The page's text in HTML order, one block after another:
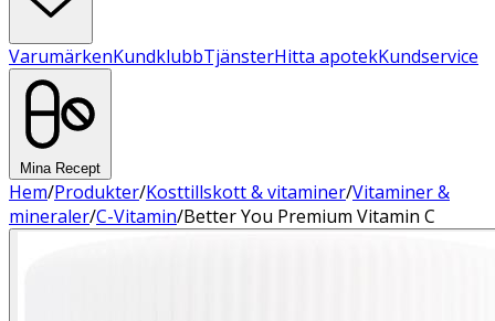
VarumärkenKundklubbTjänsterHitta apotekKundservice
Mina Recept
Hem/Produkter/Kosttillskott & vitaminer/Vitaminer &
mineraler/C-Vitamin/Better You Premium Vitamin C